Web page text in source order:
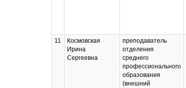
11
Космовская
Ирина
Сергеевна
преподаватель
отделения
среднего
профессионального
образования
(внешний